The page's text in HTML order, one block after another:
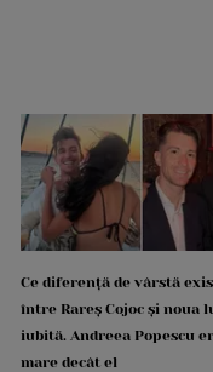
Ce diferență de vârstă
între Rareș Cojoc și noua
iubită. Andreea Popescu
mare decât el